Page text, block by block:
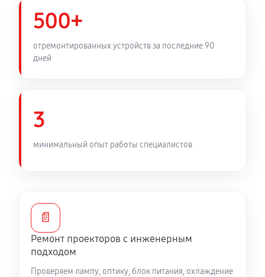
500+
отремонтированных устройств за последние 90
дней
3
минимальный опыт работы специалистов
📄
Ремонт проекторов с инженерным
подходом
Проверяем лампу, оптику, блок питания, охлаждение